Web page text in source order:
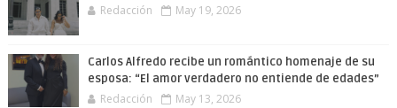
Redacción May 19, 2026
Carlos Alfredo recibe un romántico homenaje de su
esposa: “El amor verdadero no entiende de edades”
Redacción May 13, 2026